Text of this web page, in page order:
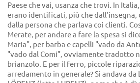
Paese che vai, usanza che trovi. In
erano identificati, più che dall'insegna,
dalla persona che parlava coi clienti.
Merate, per andare a fare la spesa si
Maria", per barba e capelli "vado da
"vado dal Comi", ovviamente tradotto
brianzolo. E per il ferro, piccole
arredamento in generale? Si andava da